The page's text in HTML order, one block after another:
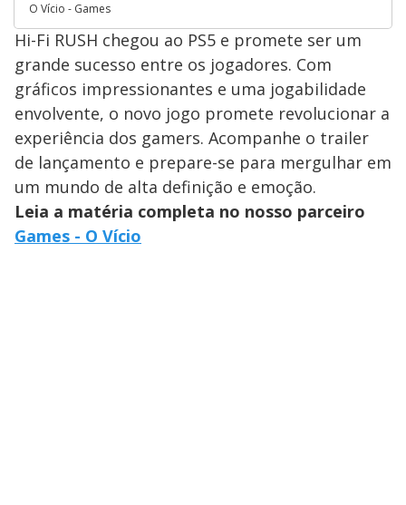
O Vício - Games
Hi-Fi RUSH chegou ao PS5 e promete ser um
grande sucesso entre os jogadores. Com
gráficos impressionantes e uma jogabilidade
envolvente, o novo jogo promete revolucionar a
experiência dos gamers. Acompanhe o trailer
de lançamento e prepare-se para mergulhar em
um mundo de alta definição e emoção.
Leia a matéria completa no nosso parceiro
Games - O Vício